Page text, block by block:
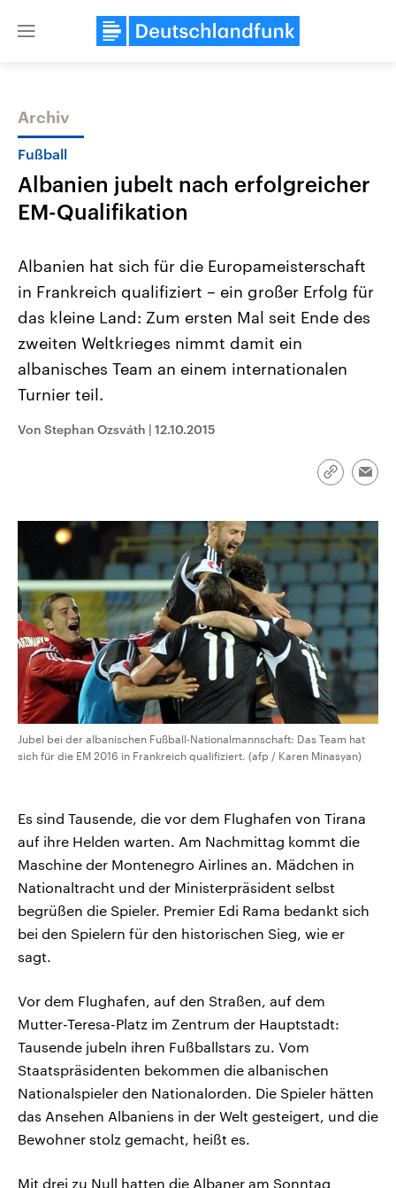
Close
Themen
Landtagswahl Sachsen-Anhalt
2026
Alle Informationen
Sachsen-Anhalt wählt am 6.
September 2026 einen neuen
Landtag. Seit 2021 wird das
Bundesland von einer Koalition aus
Umfragen, Prognosen,
Wahlprogramme, aktuelle Berichte
USA
Aktuelle Beiträge,
Hintergründe
Wirtschaftlich und
gehören die Vereinigten
den mächtigsten Ländern
Archiv
Fußball
Albanien jubelt nach erfolgreicher
EM-Qualifikation
Albanien hat sich für die Europameisterschaft
in Frankreich qualifiziert – ein großer Erfolg für
das kleine Land: Zum ersten Mal seit Ende des
zweiten Weltkrieges nimmt damit ein
albanisches Team an einem internationalen
Turnier teil.
Von Stephan Ozsváth | 12.10.2015
Link
Jubel bei der albanischen Fußball-Nationalmannschaft: Das Team hat
sich für die EM 2016 in Frankreich qualifiziert. (afp / Karen Minasyan)
Es sind Tausende, die vor dem Flughafen von Tirana
auf ihre Helden warten. Am Nachmittag kommt die
Maschine der Montenegro Airlines an. Mädchen in
Nationaltracht und der Ministerpräsident selbst
begrüßen die Spieler. Premier Edi Rama bedankt sich
bei den Spielern für den historischen Sieg, wie er
sagt.
Vor dem Flughafen, auf den Straßen, auf dem
Mutter-Teresa-Platz im Zentrum der Hauptstadt:
Tausende jubeln ihren Fußballstars zu. Vom
Staatspräsidenten bekommen die albanischen
Nationalspieler den Nationalorden. Die Spieler hätten
das Ansehen Albaniens in der Welt gesteigert, und die
Bewohner stolz gemacht, heißt es.
Mit drei zu Null hatten die Albaner am Sonntag